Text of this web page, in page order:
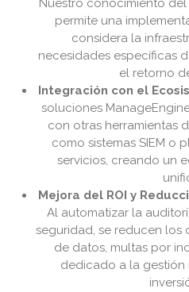
Nuestro conocimiento
permite una
considera la
necesidades específicas
el retorno
Integración con el
soluciones
con otras herramientas
como sistemas SIEM o
servicios, creando un
Mejora del ROI y
Al automatizar la
seguridad, se reducen los
de datos, multas por
dedicado a la gestión